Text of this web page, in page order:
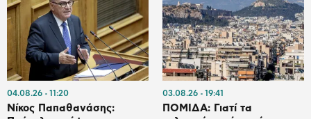
04.08.26 11:20
Νίκος Παπαθανάσης:
03.08.26 19:41
ΠΟΜΙΔΑ: Γιατί τα